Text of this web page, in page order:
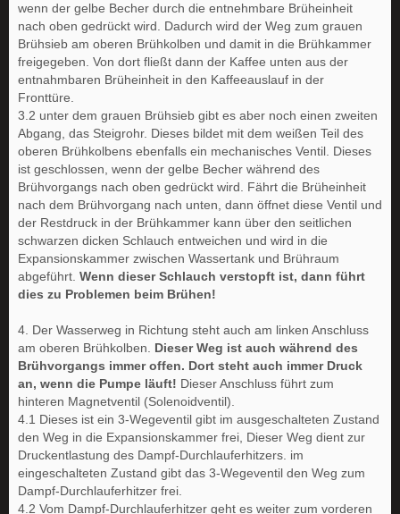
wenn der gelbe Becher durch die entnehmbare Brüheinheit
nach oben gedrückt wird. Dadurch wird der Weg zum grauen
Brühsieb am oberen Brühkolben und damit in die Brühkammer
freigegeben. Von dort fließt dann der Kaffee unten aus der
entnahmbaren Brüheinheit in den Kaffeeauslauf in der
Fronttüre.
3.2 unter dem grauen Brühsieb gibt es aber noch einen zweiten
Abgang, das Steigrohr. Dieses bildet mit dem weißen Teil des
oberen Brühkolbens ebenfalls ein mechanisches Ventil. Dieses
ist geschlossen, wenn der gelbe Becher während des
Brühvorgangs nach oben gedrückt wird. Fährt die Brüheinheit
nach dem Brühvorgang nach unten, dann öffnet diese Ventil und
der Restdruck in der Brühkammer kann über den seitlichen
schwarzen dicken Schlauch entweichen und wird in die
Expansionskammer zwischen Wassertank und Brühraum
abgeführt. Wenn dieser Schlauch verstopft ist, dann führt
dies zu Problemen beim Brühen!
4. Der Wasserweg in Richtung steht auch am linken Anschluss
am oberen Brühkolben. Dieser Weg ist auch während des
Brühvorgangs immer offen. Dort steht auch immer Druck
an, wenn die Pumpe läuft! Dieser Anschluss führt zum
hinteren Magnetventil (Solenoidventil).
4.1 Dieses ist ein 3-Wegeventil gibt im ausgeschalteten Zustand
den Weg in die Expansionskammer frei, Dieser Weg dient zur
Druckentlastung des Dampf-Durchlauferhitzers. im
eingeschalteten Zustand gibt das 3-Wegeventil den Weg zum
Dampf-Durchlauferhitzer frei.
4.2 Vom Dampf-Durchlauferhitzer geht es weiter zum vorderen